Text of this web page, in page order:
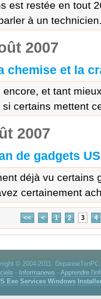
est restée en tout
à un
2007
chemise et la
et tant
certains mettent
2007
de gadgets
déjà vu certains
certainement
<< < 1 2 3 4
© 2004-2011.
- Informanews - Apprendre
Eee Services Windows